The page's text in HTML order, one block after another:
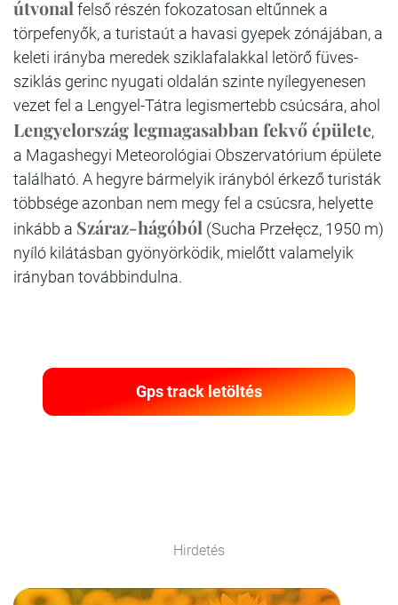
útvonalfelső részén fokozatosan eltűnnek a
törpefenyők, a turistaút a havasi gyepek zónájában, a
keleti irányba meredek sziklafalakkal letörő füves-
sziklás gerinc nyugati oldalán szinte nyílegyenesen
vezet fel a Lengyel-Tátra legismertebb csúcsára, ahol
Lengyelország legmagasabban fekvő épülete,
a Magashegyi Meteorológiai Obszervatórium épülete
található. A hegyre bármelyik irányból érkező turisták
többsége azonban nem megy fel a csúcsra, helyette
inkább a Száraz-hágóból (Sucha Przełęcz, 1950 m)
nyíló kilátásban gyönyörködik, mielőtt valamelyik
irányban továbbindulna.
Gps track letöltés
Hirdetés